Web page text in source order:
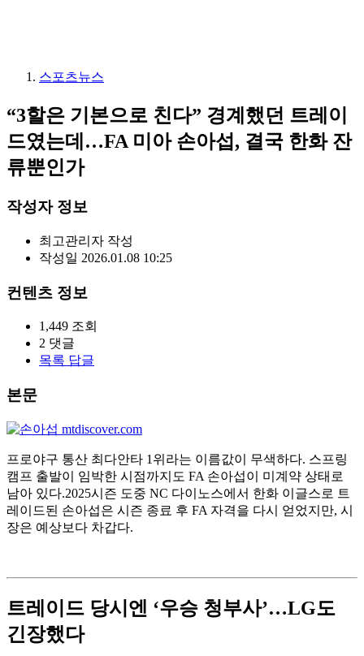
스포츠뉴스
“3할은 기본으로 친다” 경계했던 트레이
드였는데…FA 미아 손아섭, 결국 한화 잔
류뿐인가
작성자 정보
최고관리자 작성
작성일 2026.01.08 10:25
컨텐츠 정보
1,449 조회
2 댓글
목록 답글
본문
프로야구 통산 최다안타 1위라는 이름값이 무색하다. 스프링
캠프 출발이 임박한 시점까지도 FA 손아섭이 미계약 상태로
남아 있다.2025시즌 도중 NC 다이노스에서 한화 이글스로 트
레이드된 손아섭은 시즌 종료 후 FA 자격을 다시 얻었지만, 시
장은 예상보다 차갑다.
트레이드 당시엔 ‘우승 청부사’…LG도
긴장했다